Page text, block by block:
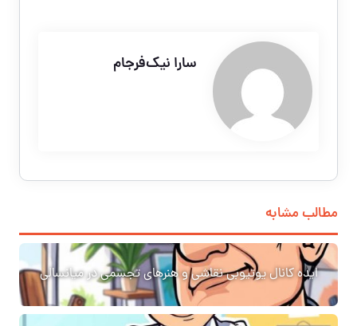
سارا نیک‌فرجام
مطالب مشابه
ایده کانال یوتیوبی نقاشی و هنرهای تجسمی در میانسالی